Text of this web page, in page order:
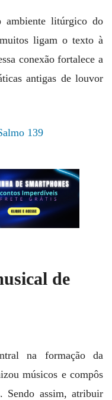
ambiente litúrgico do
ligam o texto à
conexão fortalece a
antigas de louvor
139
de
na formação da
músicos e compôs
Sendo assim, atribuir